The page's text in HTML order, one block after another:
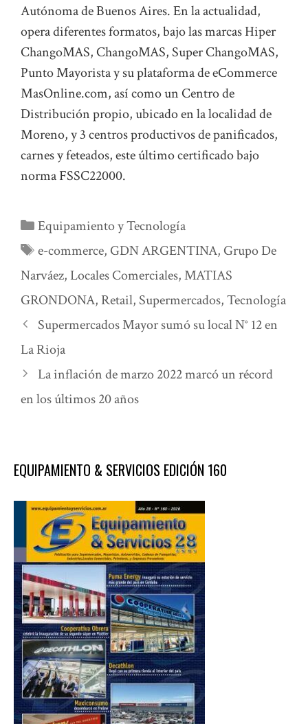
Autónoma de Buenos Aires. En la actualidad,
opera diferentes formatos, bajo las marcas Hiper
ChangoMAS, ChangoMAS, Super ChangoMAS,
Punto Mayorista y su plataforma de eCommerce
MasOnline.com, así como un Centro de
Distribución propio, ubicado en la localidad de
Moreno, y 3 centros productivos de panificados,
carnes y feteados, este último certificado bajo
norma FSSC22000.
Categorías
Equipamiento y Tecnología
Etiquetas
e-commerce, GDN ARGENTINA, Grupo De
Narváez,Locales Comerciales,MATIAS
GRONDONA, Retail, Supermercados,Tecnología
Supermercados Mayor sumó su local N° 12 en
La Rioja
La inflación de marzo 2022 marcó un récord
en los últimos 20 años
EQUIPAMIENTO & SERVICIOS EDICIÓN 160